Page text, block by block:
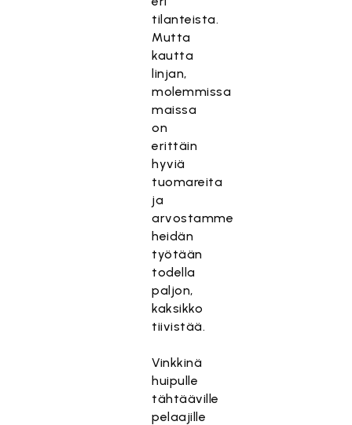
tilanteista.
Mutta
kautta
linjan,
molemmissa
maissa
on
erittäin
hyviä
tuomareita
ja
arvostamme
heidän
työtään
todella
paljon,
kaksikko
tiivistää.
Vinkkinä
huipulle
tähtääville
pelaajille